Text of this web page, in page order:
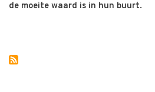
de moeite waard is in hun buurt.